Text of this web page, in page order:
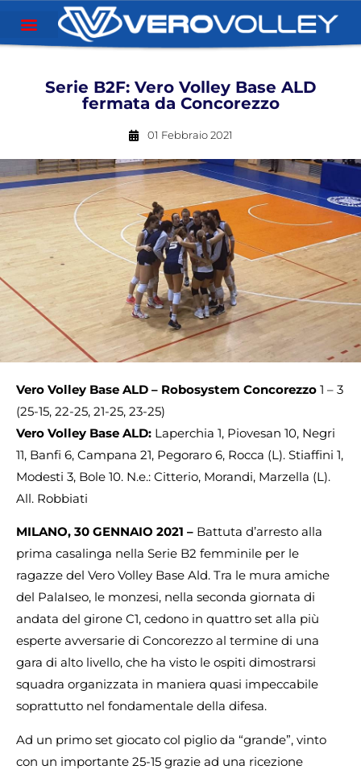
Serie B2F: Vero Volley Base ALD
fermata da Concorezzo
01 Febbraio 2021
Vero Volley Base ALD – Robosystem Concorezzo 1 – 3
(25-15, 22-25, 21-25, 23-25)
Vero Volley Base ALD: Laperchia 1, Piovesan 10, Negri
11, Banfi 6, Campana 21, Pegoraro 6, Rocca (L). Stiaffini 1,
Modesti 3, Bole 10. N.e.: Citterio, Morandi, Marzella (L).
All. Robbiati
MILANO, 30 GENNAIO 2021 – Battuta d’arresto alla
prima casalinga nella Serie B2 femminile per le
ragazze del Vero Volley Base Ald. Tra le mura amiche
del PalaIseo, le monzesi, nella seconda giornata di
andata del girone C1, cedono in quattro set alla più
esperte avversarie di Concorezzo al termine di una
gara di alto livello, che ha visto le ospiti dimostrarsi
squadra organizzata in maniera quasi impeccabile
soprattutto nel fondamentale della difesa.
Ad un primo set giocato col piglio da “grande”, vinto
con un importante 25-15 grazie ad una ricezione